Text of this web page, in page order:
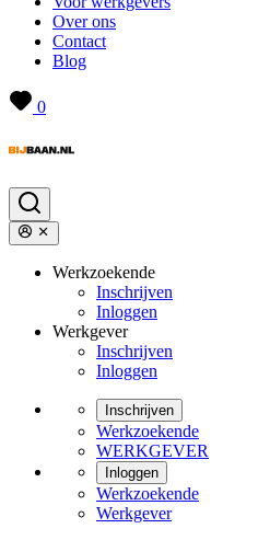
Over ons
Contact
Blog
0
Werkzoekende
Inschrijven
Inloggen
Werkgever
Inschrijven
Inloggen
Inschrijven
Werkzoekende
WERKGEVER
Inloggen
Werkzoekende
Werkgever